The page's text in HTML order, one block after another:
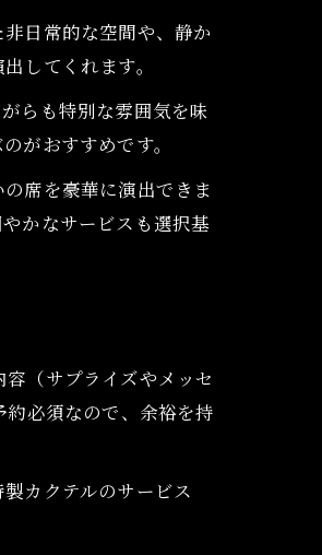
日常的な空間や、静か
してくれます。
らも特別な雰囲気を味
がおすすめです。
席を豪華に演出できま
かなサービスも選択基
（サプライズやメッセ
必須なので、余裕を持
カクテルのサービス